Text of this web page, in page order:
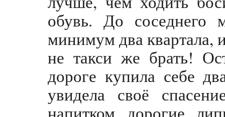
обувь. До соседнего
минимум два квартала,
не такси же брать!
дороге купила себе
увидела своё
напитком, дорогие,